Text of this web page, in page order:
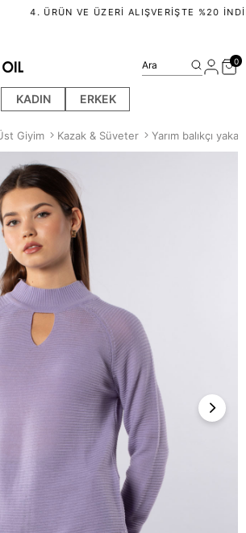
4. ÜRÜN VE ÜZERI ALIŞVERIŞTE %20
KADIN ERKEK
Ara 0
Giyim Kazak & Süveter Yarım balıkçı